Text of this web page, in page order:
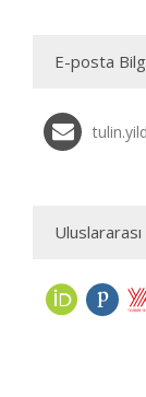
E-posta